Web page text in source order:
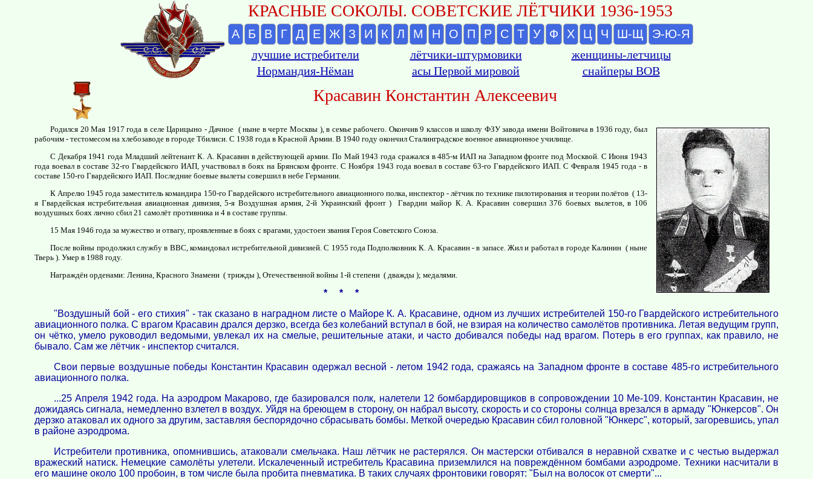
КРАСНЫЕ СОКОЛЫ. СОВЕТСКИЕ ЛЁТЧИКИ 1936-1953
А Б В Г Д Е Ж З И К Л М Н О П Р С Т У Ф Х Ц Ч Ш-Щ
Э-Ю-Я
лучшие истребители
лётчики-штурмовики
женщины-летчицы
Нормандия-Нёман
асы Первой мировой снайперы ВОВ
Красавин Константин Алексеевич
Родился 20 Мая 1917 года в селе Царицыно - Дачное ( ныне в черте Москвы ), в семье рабочего. Окончив 9 классов и школу ФЗУ завода имени Войтовича в 1936 году, был
рабочим - тестомесом на хлебозаводе в городе Тбилиси. С 1938 года в Красной Армии. В 1940 году окончил Сталинградское военное авиационное училище.
С Декабря 1941 года Младший лейтенант К. А. Красавин в действующей армии. По Май 1943 года сражался в 485-м ИАП на Западном фронте под Москвой. С Июня 1943
года воевал в составе 32-го Гвардейского ИАП, участвовал в боях на Брянском фронте. С Ноября 1943 года воевал в составе 63-го Гвардейского ИАП. С Февраля 1945 года - в
составе 150-го Гвардейского ИАП. Последние боевые вылеты совершил в небе Германии.
К Апрелю 1945 года заместитель командира 150-го Гвардейского истребительного авиационного полка, инспектор - лётчик по технике пилотирования и теории полётов ( 13-
я Гвардейская истребительная авиационная дивизия, 5-я Воздушная армия, 2-й Украинский фронт ) Гвардии майор К. А. Красавин совершил 376 боевых вылетов, в 106
воздушных боях лично сбил 21 самолёт противника и 4 в составе группы.
15 Мая 1946 года за мужество и отвагу, проявленные в боях с врагами, удостоен звания Героя Советского Союза.
После войны продолжил службу в ВВС, командовал истребительной дивизией. С 1955 года Подполковник К. А. Красавин - в запасе. Жил и работал в городе Калинин ( ныне
Тверь ). Умер в 1988 году.
Награждён орденами: Ленина, Красного Знамени ( трижды ), Отечественной войны 1-й степени ( дважды ); медалями.
* * *
"Воздушный бой - его стихия" - так сказано в наградном листе о Майоре К. А. Красавине, одном из лучших истребителей 150-го Гвардейского истребительного
авиационного полка. С врагом Красавин дрался дерзко, всегда без колебаний вступал в бой, не взирая на количество самолётов противника. Летая ведущим групп,
он чётко, умело руководил ведомыми, увлекал их на смелые, решительные атаки, и часто добивался победы над врагом. Потерь в его группах, как правило, не
бывало. Сам же лётчик - инспектор считался.
Свои первые воздушные победы Константин Красавин одержал весной - летом 1942 года, сражаясь на Западном фронте в составе 485-го истребительного
авиационного полка.
...25 Апреля 1942 года. На аэродром Макарово, где базировался полк, налетели 12 бомбардировщиков в сопровождении 10 Ме-109. Константин Красавин, не
дожидаясь сигнала, немедленно взлетел в воздух. Уйдя на бреющем в сторону, он набрал высоту, скорость и со стороны солнца врезался в армаду "Юнкерсов". Он
дерзко атаковал их одного за другим, заставляя беспорядочно сбрасывать бомбы. Меткой очередью Красавин сбил головной "Юнкерс", который, загоревшись, упал
в районе аэродрома.
Истребители противника, опомнившись, атаковали смельчака. Наш лётчик не растерялся. Он мастерски отбивался в неравной схватке и с честью выдержал
вражеский натиск. Немецкие самолёты улетели. Искалеченный истребитель Красавина приземлился на повреждённом бомбами аэродроме. Техники насчитали в
его машине около 100 пробоин, в том числе была пробита пневматика. В таких случаях фронтовики говорят: "Был на волосок от смерти"...